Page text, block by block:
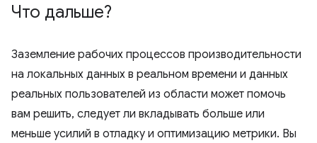
Что дальше?
Заземление рабочих процессов производительности
на локальных данных в реальном времени и данных
реальных пользователей из области может помочь
вам решить, следует ли вкладывать больше или
меньше усилий в отладку и оптимизацию метрики. Вы